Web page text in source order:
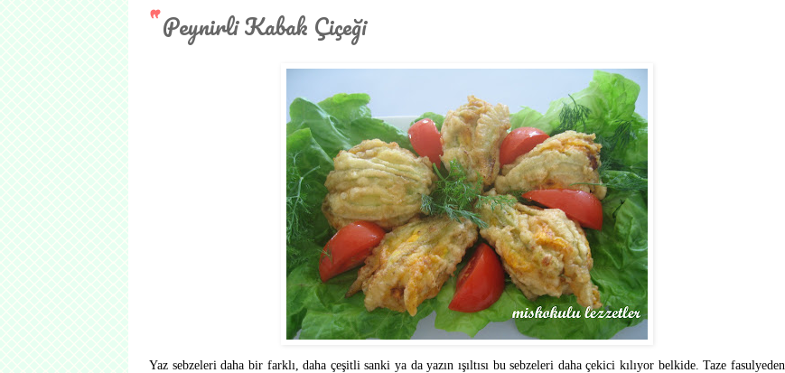
Peynirli Kabak Çiçeği
Yaz sebzeleri daha bir farklı, daha çeşitli sanki ya da yazın ışıltısı bu sebzeleri daha çekici kılıyor belkide. Taze fasulyeden